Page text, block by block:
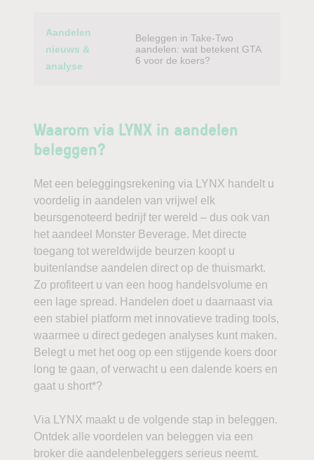
Aandelen
nieuws &
analyse
Beleggen in Take-Two
aandelen: wat betekent GTA
6 voor de koers?
Waarom via LYNX in aandelen
beleggen?
Met een beleggingsrekening via LYNX handelt u
voordelig in aandelen van vrijwel elk
beursgenoteerd bedrijf ter wereld – dus ook van
het aandeel Monster Beverage. Met directe
toegang tot wereldwijde beurzen koopt u
buitenlandse aandelen direct op de thuismarkt.
Zo profiteert u van een hoog handelsvolume en
een lage spread. Handelen doet u daarnaast via
een stabiel platform met innovatieve trading tools,
waarmee u direct gedegen analyses kunt maken.
Belegt u met het oog op een stijgende koers door
long te gaan, of verwacht u een dalende koers en
gaat u short*?
Via LYNX maakt u de volgende stap in beleggen.
Ontdek alle voordelen van beleggen via een
broker die aandelenbeleggers serieus neemt.